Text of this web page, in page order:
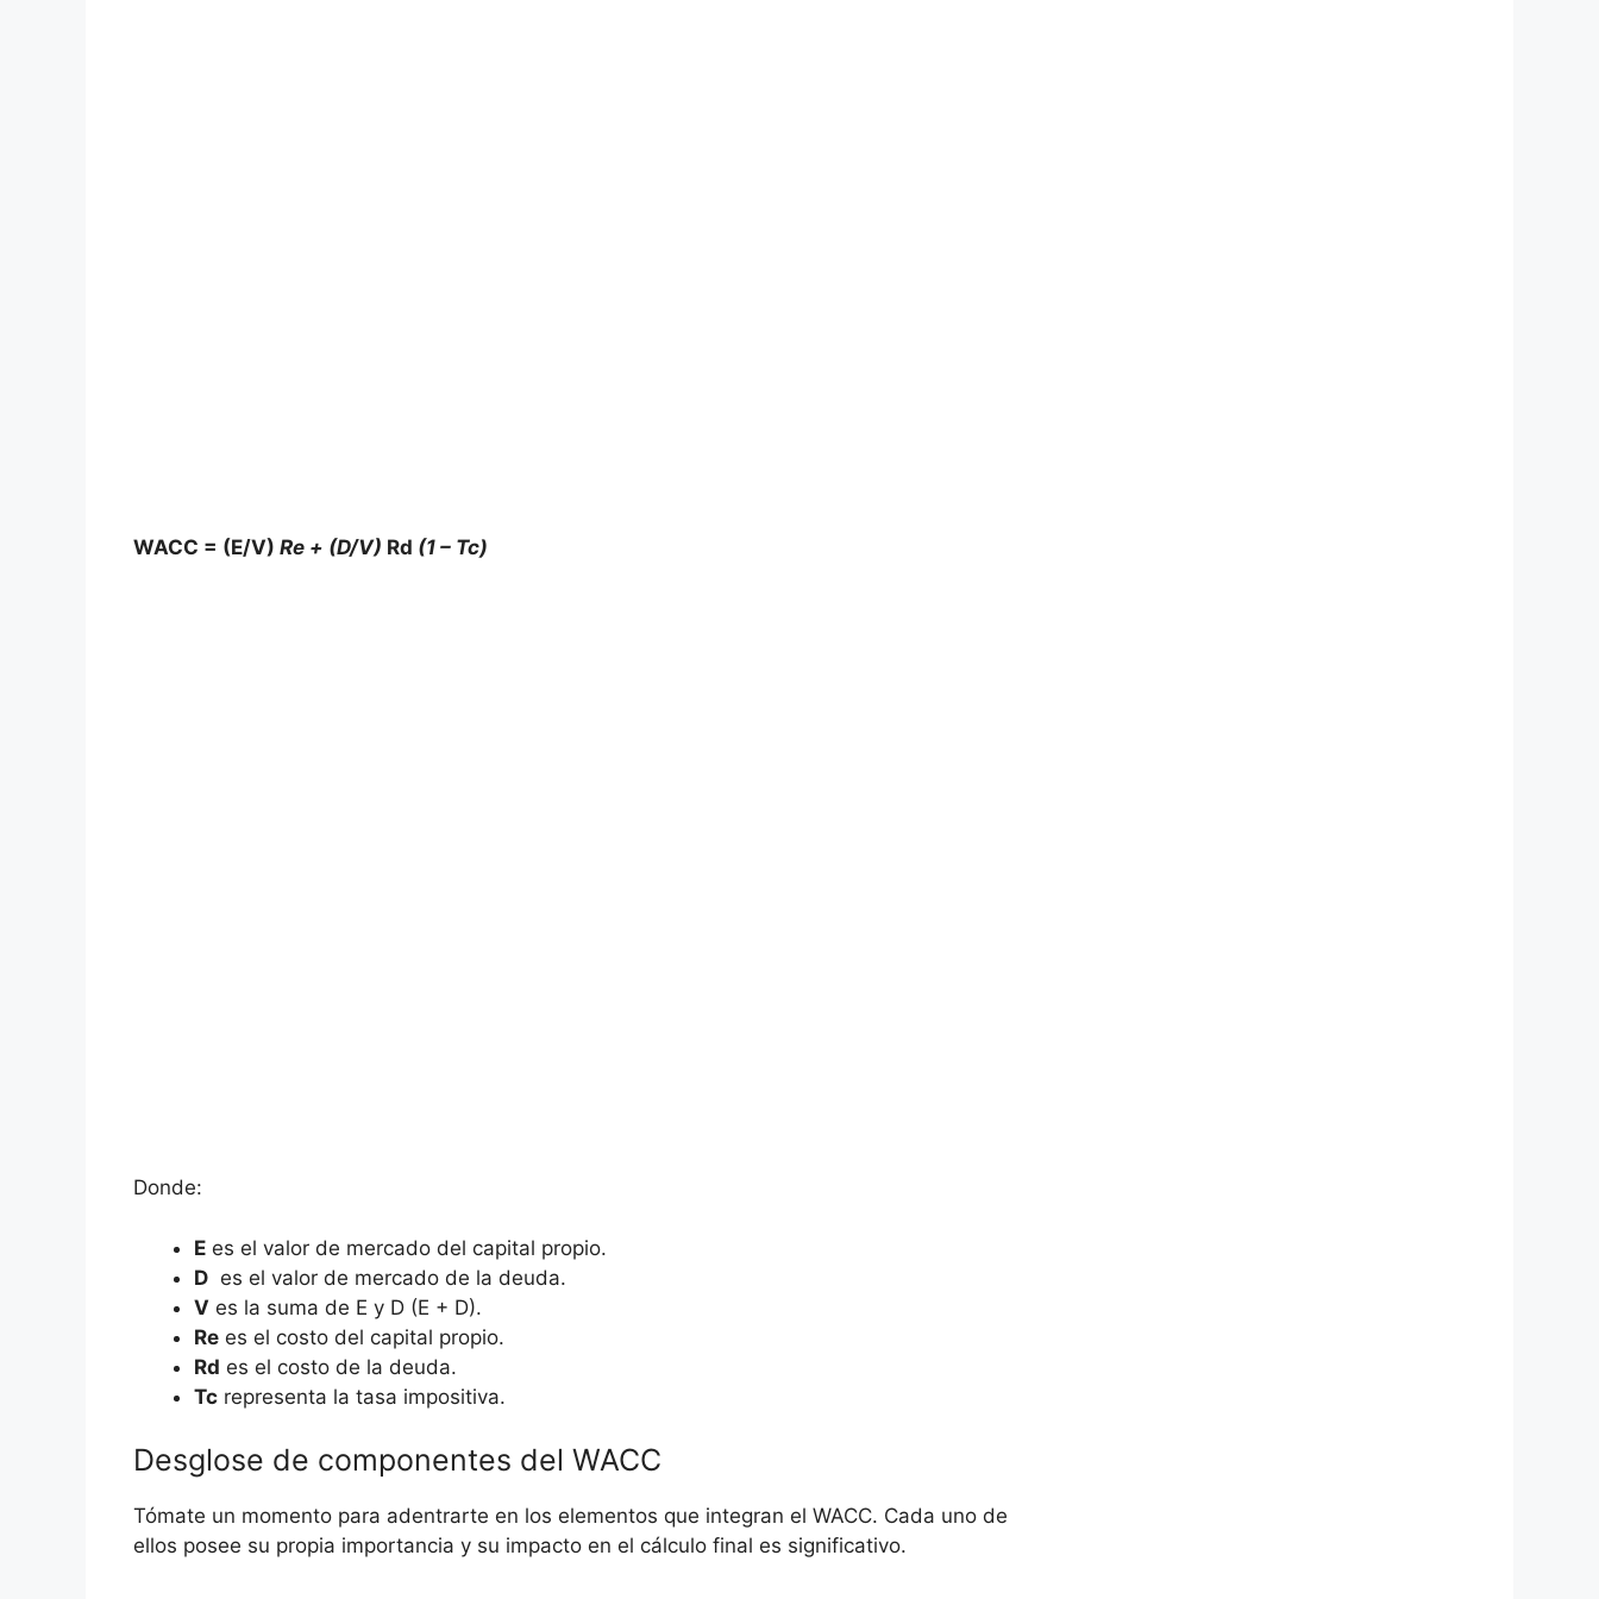
WACC =‌ (E/V) Re + (D/V) Rd (1 – Tc)
Donde:
E es el valor de mercado ‍del capital propio.
D ‌ es el valor de mercado de la ​deuda.
V es la suma de E y D (E + D).
Re es el costo del ⁤capital⁣ propio.
Rd es⁢ el costo de la deuda.
Tc representa la tasa‍ impositiva.
Desglose de componentes del WACC
Tómate un momento para adentrarte en⁤ los elementos ⁢que integran el ⁣WACC. Cada uno de
ellos‍ posee su propia importancia y su impacto en el ⁤cálculo final es significativo.